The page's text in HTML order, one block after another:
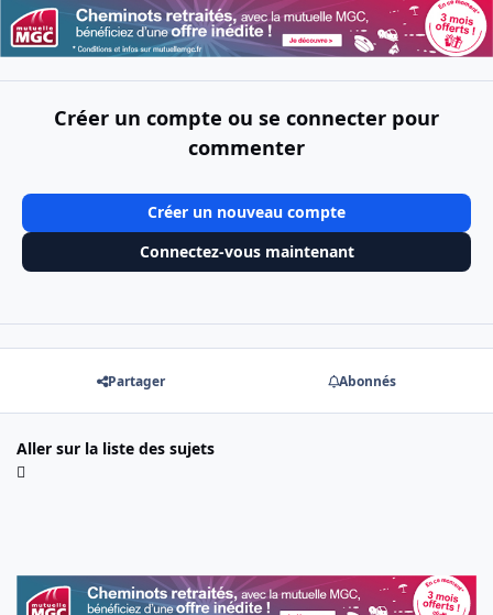
Créer un compte ou se connecter pour
commenter
Créer un nouveau compte
Connectez-vous maintenant
Partager Abonnés
Aller sur la liste des sujets